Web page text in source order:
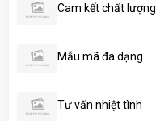
Cam kết chất lượng
Mẫu mã đa dạng
Tư vấn nhiệt tình